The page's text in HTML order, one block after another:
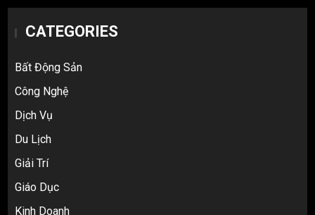
CATEGORIES
Bất Động Sản
Công Nghệ
Dịch Vụ
Du Lịch
Giải Trí
Giáo Dục
Kinh Doanh